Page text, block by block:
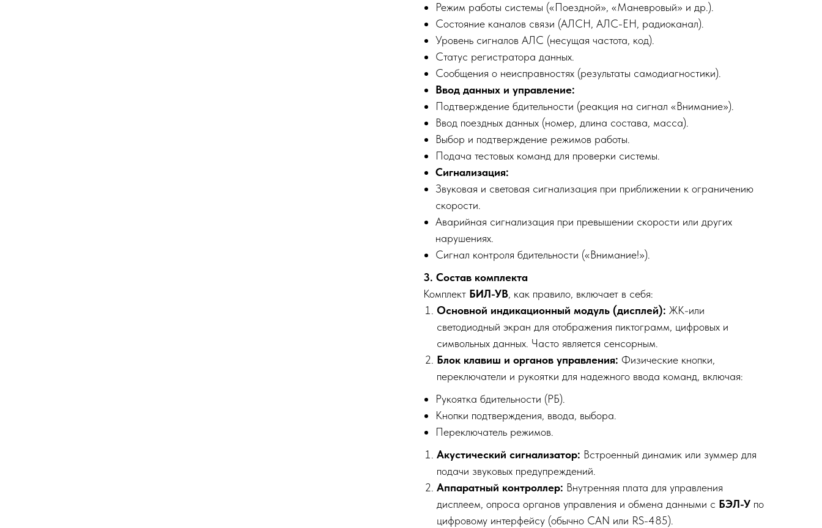
Режим работы системы («Поездной», «Маневровый» и др.).
Состояние каналов связи (АЛСН, АЛС-ЕН, радиоканал).
Уровень сигналов АЛС (несущая частота, код).
Статус регистратора данных.
Сообщения о неисправностях (результаты самодиагностики).
Ввод данных и управление:
Подтверждение бдительности (реакция на сигнал «Внимание»).
Ввод поездных данных (номер, длина состава, масса).
Выбор и подтверждение режимов работы.
Подача тестовых команд для проверки системы.
Сигнализация:
Звуковая и световая сигнализация при приближении к ограничению
скорости.
Аварийная сигнализация при превышении скорости или других
нарушениях.
Сигнал контроля бдительности («Внимание!»).
3. Состав комплекта
Комплект БИЛ-УВ, как правило, включает в себя:
Основной индикационный модуль (дисплей): ЖК-или
светодиодный экран для отображения пиктограмм, цифровых и
символьных данных. Часто является сенсорным.
Блок клавиш и органов управления: Физические кнопки,
переключатели и рукоятки для надежного ввода команд, включая:
Рукоятка бдительности (РБ).
Кнопки подтверждения, ввода, выбора.
Переключатель режимов.
Акустический сигнализатор: Встроенный динамик или зуммер для
подачи звуковых предупреждений.
Аппаратный контроллер: Внутренняя плата для управления
дисплеем, опроса органов управления и обмена данными с БЭЛ-У по
цифровому интерфейсу (обычно CAN или RS-485).